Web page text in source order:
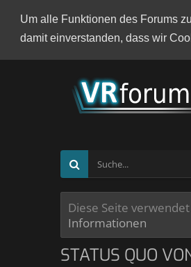
Um alle Funktionen des Forums
damit einverstanden, dass wir
Diese Seite
Informationen
STATUS QUO